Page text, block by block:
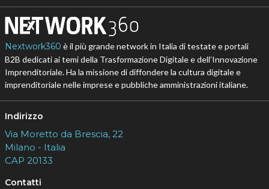
Nextwork360 è il più grande network in Italia di testate e portali
B2B dedicati ai temi della Trasformazione Digitale e dell’Innovazione
Imprenditoriale. Ha la missione di diffondere la cultura digitale e
imprenditoriale nelle imprese e pubbliche amministrazioni italiane.
Indirizzo
Via Moretto da Brescia, 22
Milano - Italia
CAP 20133
Contatti